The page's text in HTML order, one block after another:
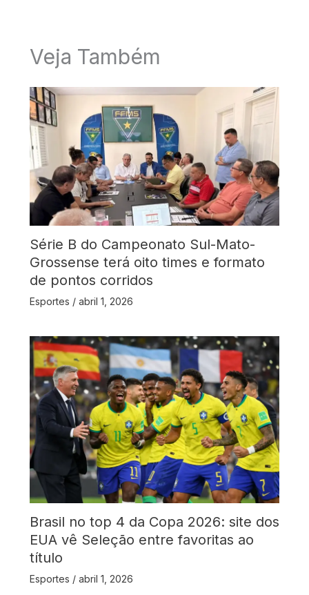
Veja Também
Série B do Campeonato Sul-Mato-
Grossense terá oito times e formato
de pontos corridos
Esportes / abril 1, 2026
Brasil no top 4 da Copa 2026: site dos
EUA vê Seleção entre favoritas ao
título
Esportes / abril 1, 2026